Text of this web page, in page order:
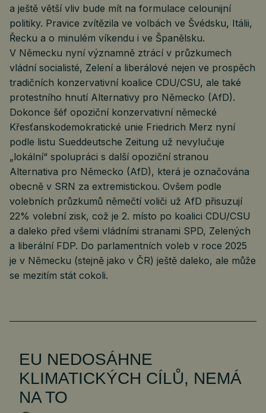
a ještě větší vliv bude mít na formulace celounijní
politiky. Pravice zvítězila ve volbách ve Švédsku, Itálii,
Řecku a o minulém víkendu i ve Španělsku.
V Německu nyní významně ztrácí v průzkumech
vládní socialisté, Zelení a liberálové nejen ve prospěch
tradičních konzervativní koalice CDU/CSU, ale také
protestního hnutí Alternativy pro Německo (AfD).
Dokonce šéf opoziční konzervativní německé
Křesťanskodemokratické unie Friedrich Merz nyní
podle listu Sueddeutsche Zeitung už nevylučuje
„lokální“ spolupráci s další opoziční stranou
Alternativa pro Německo (AfD), která je označována
obecně v SRN za extremistickou. Ovšem podle
volebních průzkumů němečtí voliči už AfD přisuzují
22% volební zisk, což je 2. místo po koalici CDU/CSU
a daleko před všemi vládními stranami SPD, Zelených
a liberální FDP. Do parlamentních voleb v roce 2025
je v Německu (stejně jako v ČR) ještě daleko, ale může
se mezitím stát cokoli.
EU NEDOSÁHNE
KLIMATICKÝCH CÍLŮ, NEMÁ
NA TO